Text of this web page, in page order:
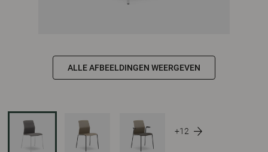
ALLE AFBEELDINGEN WEERGEVEN
+12